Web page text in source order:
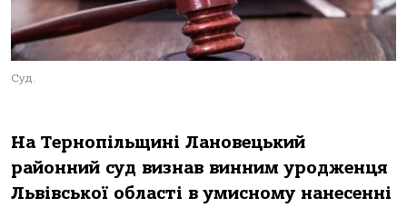
Суд.
На Тернопільщині Лановецький
районний суд визнав винним уродженця
Львівської області в умисному нанесенні